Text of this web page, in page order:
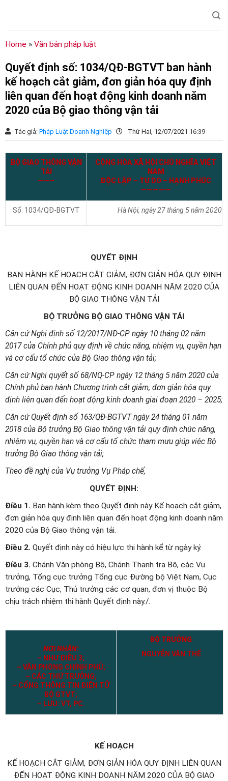
dung
Home » Văn bản pháp luật
Quyết định số: 1034/QĐ-BGTVT ban hành
kế hoạch cắt giảm, đơn giản hóa quy định
liên quan đến hoạt động kinh doanh năm
2020 của Bộ giao thông vận tải
Tác giả: Pháp Luật Doanh Nghiệp Thứ Hai, 12/07/2021 16:39
BỘ GIAO THÔNG VẬN
TẢI
——–
CỘNG HÒA XÃ HỘI CHỦ NGHĨA VIỆT
NAM
ĐỘC LẬP – TỰ DO – HẠNH PHÚC
—————
Số: 1034/QĐ-BGTVT Hà Nội, ngày 27 tháng 5 năm 2020
QUYẾT ĐỊNH
BAN HÀNH KẾ HOẠCH CẮT GIẢM, ĐƠN GIẢN HÓA QUY ĐỊNH
LIÊN QUAN ĐẾN HOẠT ĐỘNG KINH DOANH NĂM 2020 CỦA
BỘ GIAO THÔNG VẬN TẢI
BỘ TRƯỞNG BỘ GIAO THÔNG VẬN TẢI
Căn cứ Nghị định số 12/2017/NĐ-CP ngày 10 tháng 02 năm
2017 của Chính phủ quy định về chức năng, nhiệm vụ, quyền hạn
và cơ cấu tổ chức của Bộ Giao thông vận tải;
Căn cứ Nghị quyết số 68/NQ-CP ngày 12 tháng 5 năm 2020 của
Chính phủ ban hành Chương trình cắt giảm, đơn giản hóa quy
định liên quan đến hoạt động kinh doanh giai đoạn 2020 – 2025;
Căn cứ Quyết định số 163/QĐ-BGTVT ngày 24 tháng 01 năm
2018 của Bộ trưởng Bộ Giao thông vận tải quy định chức năng,
nhiệm vụ, quyền hạn và cơ cấu tổ chức tham mưu giúp việc Bộ
trưởng Bộ Giao thông vận tải;
Theo đề nghị của Vụ trưởng Vụ Pháp chế,
QUYẾT ĐỊNH:
Điều 1. Ban hành kèm theo Quyết định này Kế hoạch cắt giảm,
đơn giản hóa quy định liên quan đến hoạt động kinh doanh năm
2020 của Bộ Giao thông vận tải.
Điều 2. Quyết định này có hiệu lực thi hành kể từ ngày ký.
Điều 3. Chánh Văn phòng Bộ, Chánh Thanh tra Bộ, các Vụ
trưởng, Tổng cục trưởng Tổng cục Đường bộ Việt Nam, Cục
trưởng các Cục, Thủ trưởng các cơ quan, đơn vị thuộc Bộ
chịu trách nhiệm thi hành Quyết định này./.
NƠI NHẬN:
– NHƯ ĐIỀU 3;
– VĂN PHÒNG CHÍNH PHỦ;
– CÁC THỨ TRƯỞNG;
– CỔNG THÔNG TIN ĐIỆN TỬ
BỘ GTVT;
– LƯU: VT, PC.
BỘ TRƯỞNG
NGUYỄN VĂN THỂ
KẾ HOẠCH
KẾ HOẠCH CẮT GIẢM, ĐƠN GIẢN HÓA QUY ĐỊNH LIÊN QUAN
ĐẾN HOẠT ĐỘNG KINH DOANH NĂM 2020 CỦA BỘ GIAO